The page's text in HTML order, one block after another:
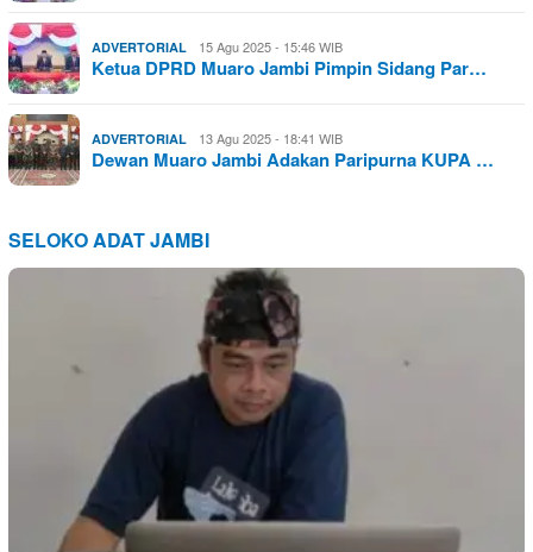
ADVERTORIAL 15 Agu 2025 - 15:46 WIB
Ketua DPRD Muaro Jambi Pimpin Sidang Par…
ADVERTORIAL 13 Agu 2025 - 18:41 WIB
Dewan Muaro Jambi Adakan Paripurna KUPA …
SELOKO ADAT JAMBI